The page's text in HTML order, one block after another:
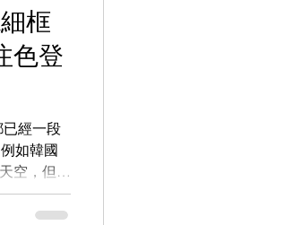
道18號
框
色登
經一段
如韓國
空，但
示人，而
前端設計